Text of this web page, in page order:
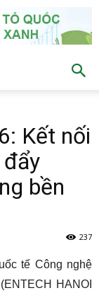
Kết nối
bền
237
tế Công nghệ
HANOI